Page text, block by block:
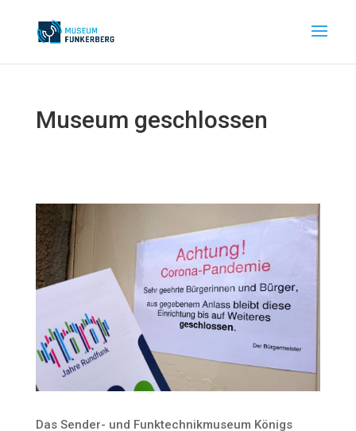
Museum geschlossen
Das Sender- und Funktechnikmuseum Königs